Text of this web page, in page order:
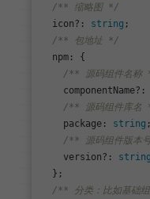
/** 缩略图 */
  icon?:
string ;
/** 包地址 */
npm : {
/** 源码组件名称
    componentName?:
/** 源码组件库名
package : string ;
/** 源码组件版本
    version?:
string
  };
/** 分类：比如基础